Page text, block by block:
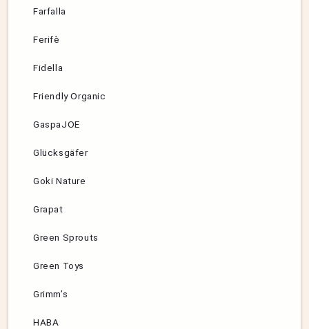
Farfalla
Ferifè
Fidella
Friendly Organic
GaspaJOE
Glücksgäfer
Goki Nature
Grapat
Green Sprouts
Green Toys
Grimm’s
HABA